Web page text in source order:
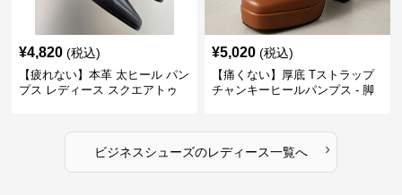
¥4,820 (税込)
【疲れない】本革 太ヒール パン
プス レディース スクエアトゥ
¥5,020 (税込)
【痛くない】厚底 Tストラップ
チャンキーヒールパンプス - 脚
ビジネスシューズのレディース一覧へ ›